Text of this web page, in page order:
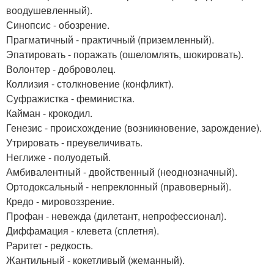
воодушевленный).
Синопсис - обозрение.
Прагматичный - практичный (приземленный).
Эпатировать - поражать (ошеломлять, шокировать).
Волонтер - доброволец.
Коллизия - столкновение (конфликт).
Суфражистка - феминистка.
Кайман - крокодил.
Генезис - происхождение (возникновение, зарождение).
Утрировать - преувеличивать.
Неглиже - полуодетый.
Амбивалентный - двойственный (неоднозначный).
Ортодоксальный - непреклонный (правоверный).
Кредо - мировоззрение.
Профан - невежда (дилетант, непрофессионал).
Диффамация - клевета (сплетня).
Раритет - редкость.
Жантильный - кокетливый (жеманный).